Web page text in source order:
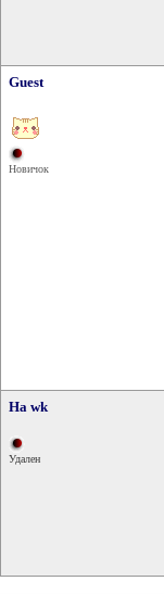
Guest
Новичок
Ha wk
Удален